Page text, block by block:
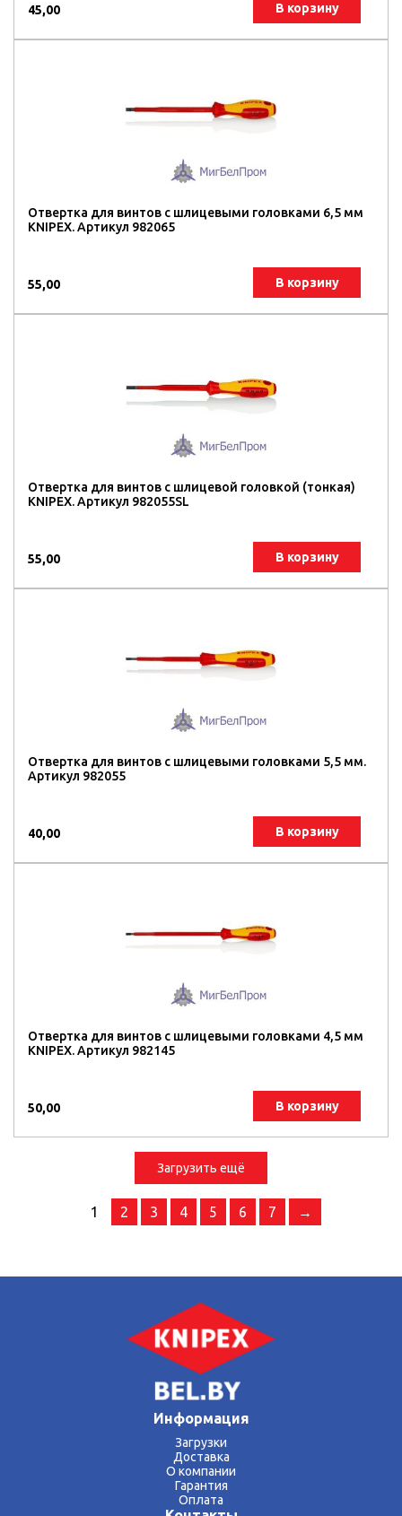
45,00 В корзину
Отвертка для винтов с шлицевыми головками 6,5 мм
KNIPEX. Артикул 982065
55,00 В корзину
Отвертка для винтов с шлицевой головкой (тонкая)
KNIPEX. Артикул 982055SL
55,00 В корзину
Отвертка для винтов с шлицевыми головками 5,5 мм.
Артикул 982055
40,00 В корзину
Отвертка для винтов с шлицевыми головками 4,5 мм
KNIPEX. Артикул 982145
50,00 В корзину
Загрузить ещё
1 2 3 4 5 6 7 →
Информация
Загрузки
Доставка
О компании
Гарантия
Оплата